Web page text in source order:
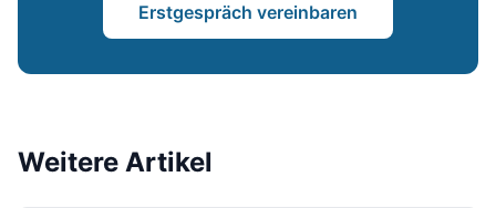
Erstgespräch vereinbaren
Weitere Artikel